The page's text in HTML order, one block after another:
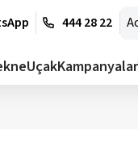
444 28 22
UçakKampanyalar